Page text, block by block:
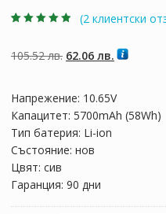
базирано на
потребителски
(2 клиентски
105.52лв. Original
105.52 лв..
62.06 лв.Текущата
62.06 лв..
Напрежение: 10.65V
Капацитет: 5700mAh (58Wh)
Тип батерия: Li-ion
Състояние: нов
Цвят: сив
Гаранция: 90 дни